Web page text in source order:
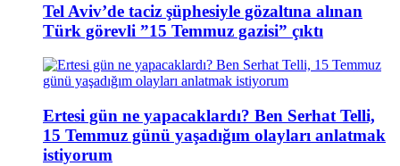
Tel Aviv’de taciz şüphesiyle gözaltına alınan
Türk görevli ”15 Temmuz gazisi” çıktı
Ertesi gün ne yapacaklardı? Ben Serhat Telli,
15 Temmuz günü yaşadığım olayları anlatmak
istiyorum